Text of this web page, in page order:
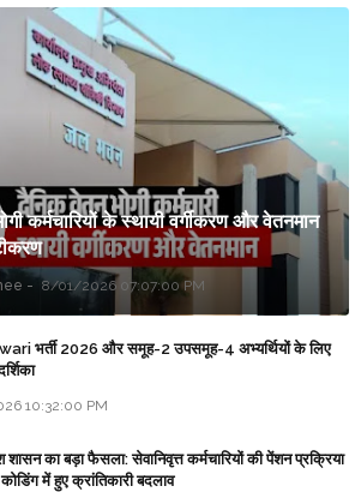
कर्मचारियों के स्थायी वर्गीकरण और वेतनमान
8/01/2026 07:07:00 PM
भर्ती 2026 और समूह-2 उपसमूह-4 अभ्यर्थियों के लिए
10:32:00 PM
शासन का बड़ा फैसला: सेवानिवृत्त कर्मचारियों की पेंशन प्रक्रिया
में हुए क्रांतिकारी बदलाव